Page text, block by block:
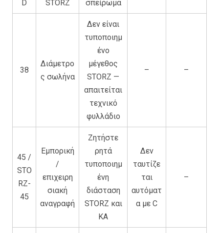
D
STORZ
σπείρωμα
38
Διάμετρο
ς σωλήνα
Δεν είναι
τυποποιημ
ένο
μέγεθος
STORZ —
απαιτείται
τεχνικό
φυλλάδιο
– –
45 /
STO
RZ-
45
Εμπορική
/
επιχειρη
σιακή
αναγραφή
Ζητήστε
ρητά
τυποποιημ
ένη
διάσταση
STORZ και
KA
Δεν
ταυτίζε
ται
αυτόματ
α με C
–